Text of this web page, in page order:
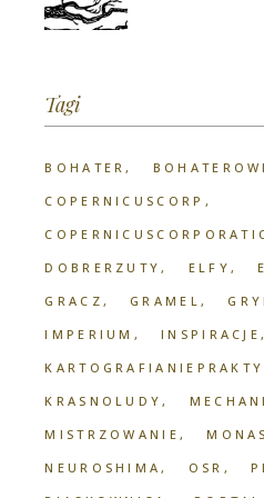
Tagi
BOHATER
COPERNICUSCORP
DOBRERZUTY
ELFY
GRACZ
GRAMEL
IMPERIUM
INSPIRACJE
KRASNOLUDY
MISTRZOWANIE
NEUROSHIMA
OSR